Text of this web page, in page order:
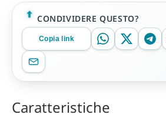
CONDIVIDERE QUESTO?
Copia link
Caratteristiche